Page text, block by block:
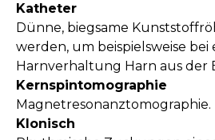
Katheter
Dünne, biegsame
werden, um beispielsweise bei
Harnverhaltung Harn aus der
Kernspintomographie
Magnetresonanztomographie.
Klonisch